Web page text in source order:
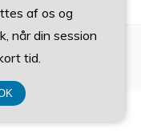
af os og
når din session
tid.